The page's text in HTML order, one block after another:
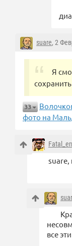
suare, 2
Я
33
фото на
suare,
все